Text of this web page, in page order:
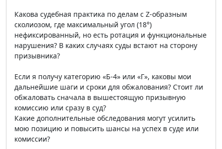
Какова судебная практика по делам с Z-образным
сколиозом, где максимальный угол (18°)
нефиксированный, но есть ротация и функциональные
нарушения? В каких случаях суды встают на сторону
призывника?
Если я получу категорию «Б-4» или «Г», каковы мои
дальнейшие шаги и сроки для обжалования? Стоит ли
обжаловать сначала в вышестоящую призывную
комиссию или сразу в суд?
Какие дополнительные обследования могут усилить
мою позицию и повысить шансы на успех в суде или
комиссии?